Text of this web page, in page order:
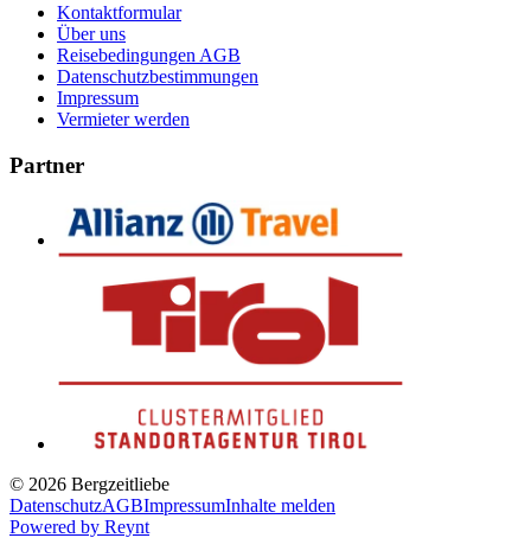
Kontaktformular
Über uns
Reisebedingungen AGB
Datenschutzbestimmungen
Impressum
Vermieter werden
Partner
© 2026 Bergzeitliebe
DatenschutzAGBImpressumInhalte melden
Powered by Reynt